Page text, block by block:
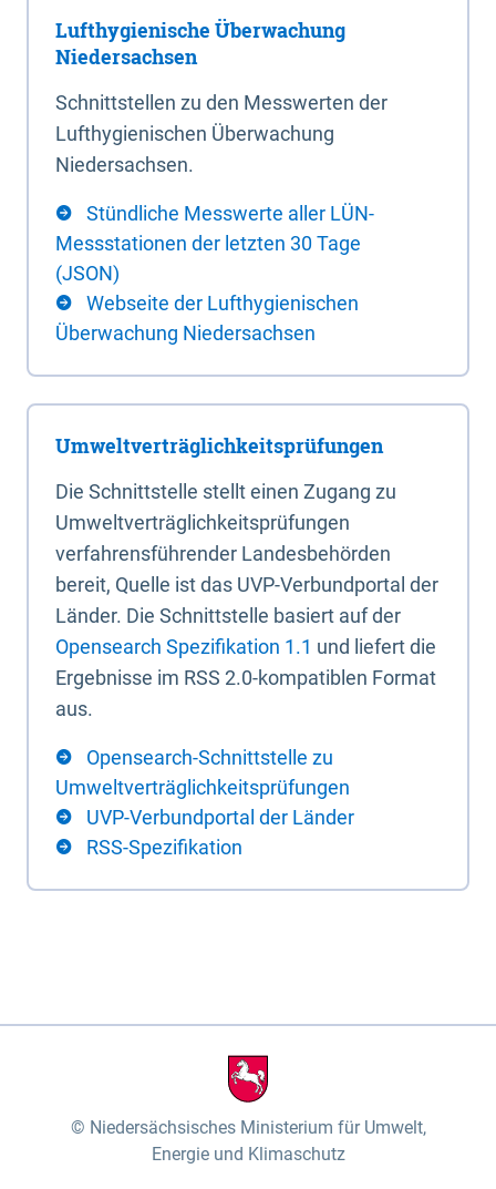
Lufthygienische Überwachung
Niedersachsen
Schnittstellen zu den Messwerten der
Lufthygienischen Überwachung
Niedersachsen.
Stündliche Messwerte aller LÜN-
Messstationen der letzten 30 Tage
(JSON)
Webseite der Lufthygienischen
Überwachung Niedersachsen
Umweltverträglichkeitsprüfungen
Die Schnittstelle stellt einen Zugang zu
Umweltverträglichkeitsprüfungen
verfahrensführender Landesbehörden
bereit, Quelle ist das UVP-Verbundportal der
Länder. Die Schnittstelle basiert auf der
Opensearch Spezifikation 1.1 und liefert die
Ergebnisse im RSS 2.0-kompatiblen Format
aus.
Opensearch-Schnittstelle zu
Umweltverträglichkeitsprüfungen
UVP-Verbundportal der Länder
RSS-Spezifikation
Niedersächsisches Ministerium für Umwelt,
Energie und Klimaschutz